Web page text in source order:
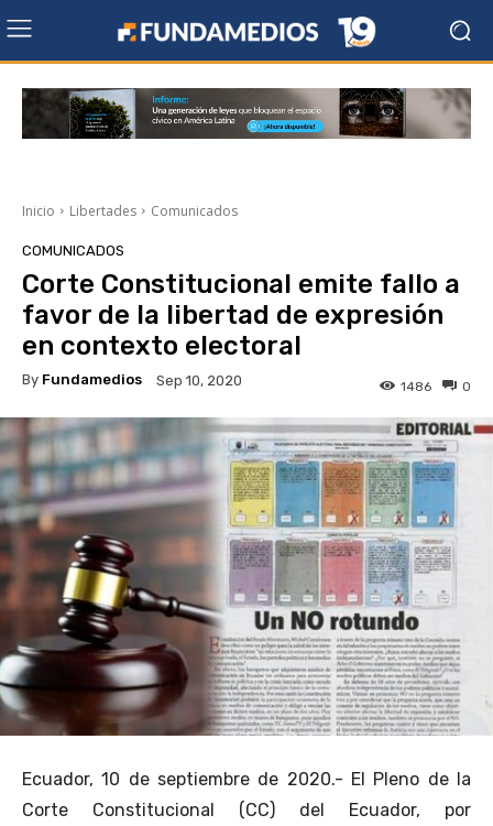
Inicio Libertades Comunicados
COMUNICADOS
Corte Constitucional emite fallo a
favor de la libertad de expresión
en contexto electoral
By Fundamedios Sep 10, 2020 0
1486
Ecuador, 10 de septiembre de 2020.- El Pleno de la
Corte Constitucional (CC) del Ecuador, por